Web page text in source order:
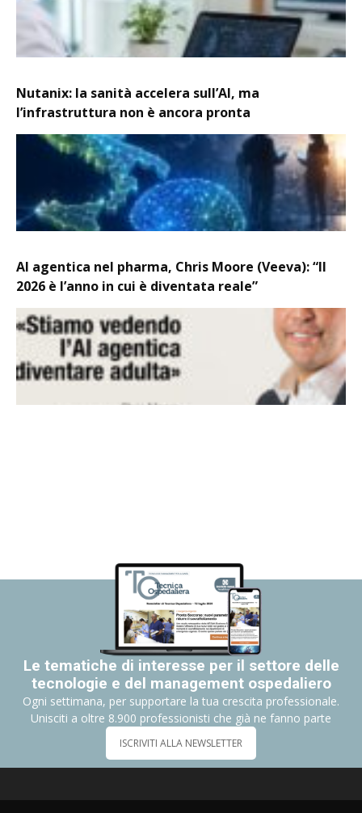
Nutanix: la sanità accelera sull’AI, ma
l’infrastruttura non è ancora pronta
AI agentica nel pharma, Chris Moore (Veeva): “Il
2026 è l’anno in cui è diventata reale”
Le tematiche di interesse per il settore delle
tecnologie e del management ospedaliero
Ogni settimana, per supportare la tua crescita professionale.
Unisciti a oltre 8.900 professionisti che già ne fanno parte
ISCRIVITI ALLA NEWSLETTER